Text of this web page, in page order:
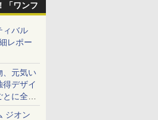
「ワンフ
ィバル
レポー
、元気い
得デザイ
に全く
一般ディ
ジオン